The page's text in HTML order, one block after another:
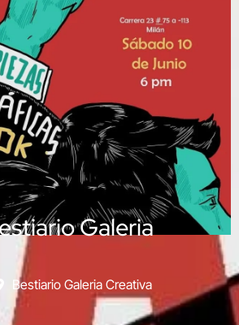
Galeria
Bestiario Galeria Creativa